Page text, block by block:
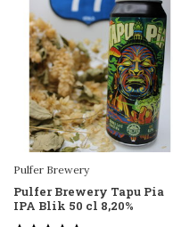
Pulfer Brewery
Pulfer Brewery Tapu Pia
IPA Blik 50 cl 8,20%